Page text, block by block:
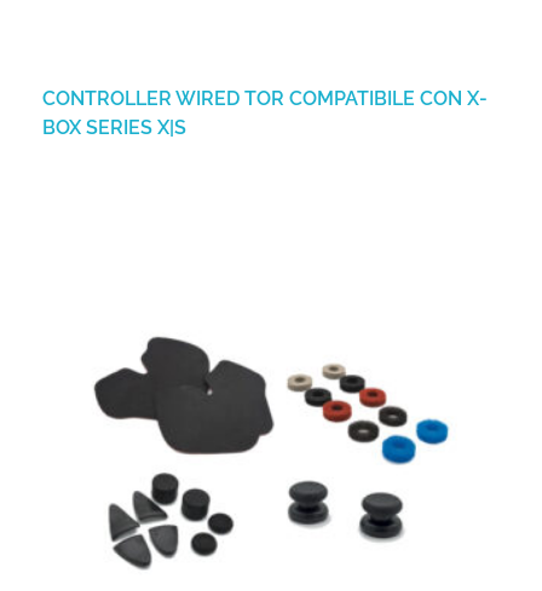
CONTROLLER WIRED TOR COMPATIBILE CON X-
BOX SERIES X|S